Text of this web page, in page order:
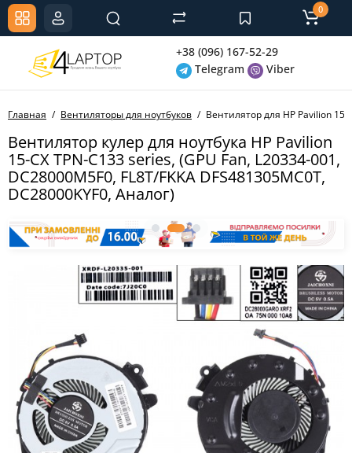
+38 (096) 167-52-29
Telegram
Viber
0
Главная Вентиляторы для ноутбуков Вентилятор для HP Pavilion 15-
Вентилятор кулер для ноутбука HP Pavilion
15-CX TPN-C133 series, (GPU Fan, L20334-001,
DC28000M5F0, FL8T/FKKA DFS481305MC0T,
DC28000KYF0, Аналог)